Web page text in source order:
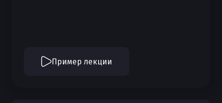
Пример лекции